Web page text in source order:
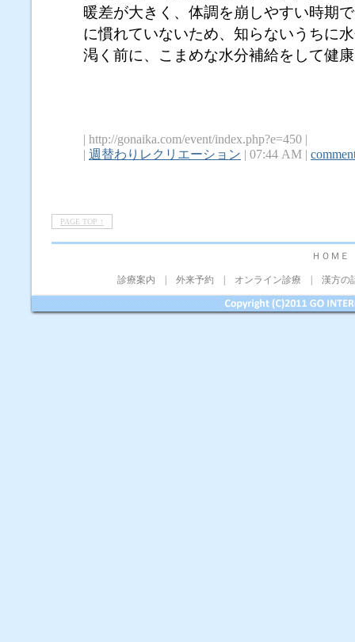
暖差が大きく、体調を崩しやすい時期
に慣れていないため、知らないうちに
渇く前に、こまめな水分補給をして健
| http://gonaika.com/event/index.php?e=450 |
| 週替わりレクリエーション | 07:44 AM |
PAGE TOP ↑
ＨＯＭＥ
診療案内 外来予約 オンライン診療 漢方の